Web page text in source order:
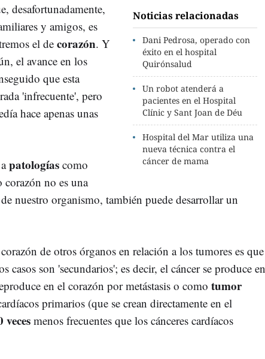
Noticias relacionadas
Dani Pedrosa, operado con
éxito en el hospital
Quirónsalud
Un robot atenderá a
pacientes en el Hospital
Clínic y Sant Joan de Déu
Hospital del Mar utiliza una
nueva técnica contra el
cáncer de mama
desafortunadamente,
y amigos, es
el de corazón. Y
el avance en los
que esta
'infrecuente', pero
hace apenas unas
patologías como
no es una
nuestro organismo, también puede desarrollar un
de otros órganos en relación a los tumores es que
casos son 'secundarios'; es decir, el cáncer se produce en
en el corazón por metástasis o como tumor
primarios (que se crean directamente en el
veces menos frecuentes que los cánceres cardíacos